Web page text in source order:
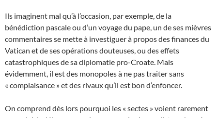
Ils imaginent mal qu’à l’occasion, par exemple, de la
bénédiction pascale ou d’un voyage du pape, un de ses mièvres
commentaires se mette à investiguer à propos des finances du
Vatican et de ses opérations douteuses, ou des effets
catastrophiques de sa diplomatie pro-Croate. Mais
évidemment, il est des monopoles à ne pas traiter sans
« complaisance » et des rivaux qu’il est bon d’enfoncer.
On comprend dès lors pourquoi les « sectes » voient rarement